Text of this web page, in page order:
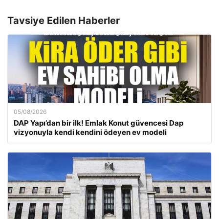
Tavsiye Edilen Haberler
05/08/2026
DAP Yapı’dan bir ilk! Emlak Konut güvencesi Dap
vizyonuyla kendi kendini ödeyen ev modeli